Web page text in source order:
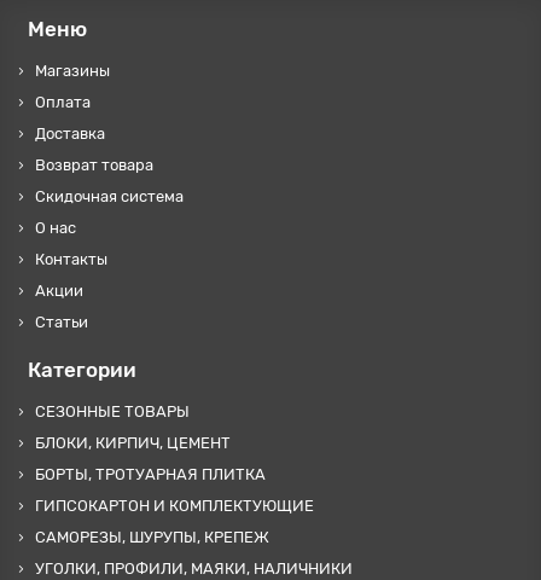
Меню
Магазины
Оплата
Доставка
Возврат товара
Скидочная система
О нас
Контакты
Акции
Статьи
Категории
СЕЗОННЫЕ ТОВАРЫ
БЛОКИ, КИРПИЧ, ЦЕМЕНТ
БОРТЫ, ТРОТУАРНАЯ ПЛИТКА
ГИПСОКАРТОН И КОМПЛЕКТУЮЩИЕ
САМОРЕЗЫ, ШУРУПЫ, КРЕПЕЖ
УГОЛКИ, ПРОФИЛИ, МАЯКИ, НАЛИЧНИКИ